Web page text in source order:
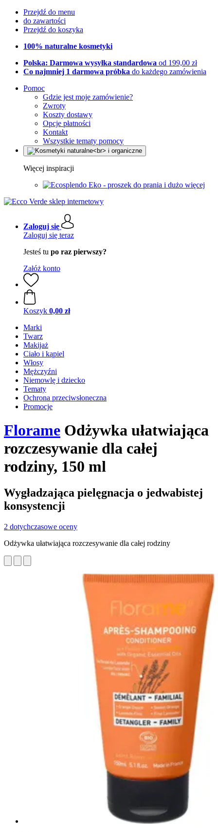
Przejdź do menu
do zawartości
Przejdź do koszyka
100% naturalne kosmetyki
Polska: Darmowa wysyłka standardowa od 199,00 zł
Co najmniej 1 darmowa próbka do każdego zamówienia
Pomoc
Gdzie jest moje zamówienie?
Zwroty
Koszty dostawy
Opcje płatności
Kontakt
Wszystkie tematy pomocy
Więcej inspiracji
Eko - proszek do prania i dużo więcej
Zaloguj się
Zaloguj się teraz
Jesteś tu po raz pierwszy?
Załóż konto
Koszyk 0,00 zł
Marki
Twarz
Makijaż
Ciało i kąpiel
Włosy
Mężczyźni
Niemowlę i dziecko
Tematy
Ochrona przeciwsłoneczna
Promocje
Florame Odżywka ułatwiająca
rozczesywanie dla całej
rodziny, 150 ml
Wygładzająca pielęgnacja o jedwabistej
konsystencji
2 dotychczasowe oceny
Odżywka ułatwiająca rozczesywanie dla całej rodziny